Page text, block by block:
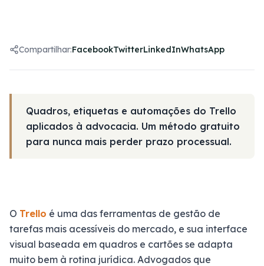
Compartilhar:FacebookTwitterLinkedInWhatsApp
Quadros, etiquetas e automações do Trello
aplicados à advocacia. Um método gratuito
para nunca mais perder prazo processual.
O Trello é uma das ferramentas de gestão de
tarefas mais acessíveis do mercado, e sua interface
visual baseada em quadros e cartões se adapta
muito bem à rotina jurídica. Advogados que